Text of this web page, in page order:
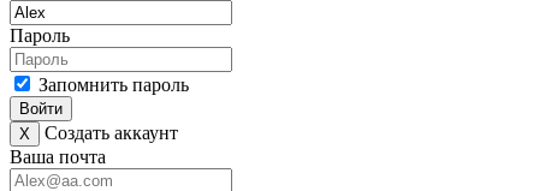
Пароль
Запомнить пароль
Войти
X
Создать аккаунт
Ваша почта